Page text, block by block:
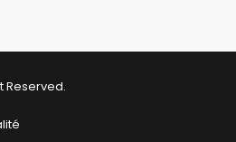
les Vikings
25480
Reserved.